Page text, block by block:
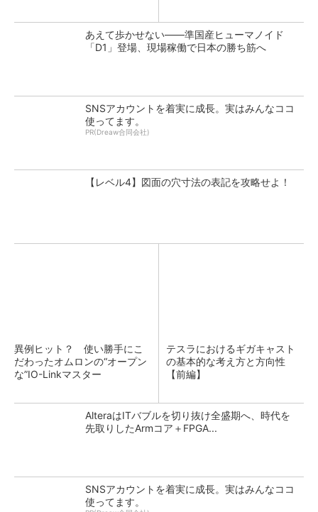
あえて歩かせない――準国産ヒューマノイド
「D1」登場、現場稼働で日本の勝ち筋へ
SNSアカウントを着実に成長。実はみんなココ
使ってます。
PR(Dreaw合同会社)
【レベル4】図面の穴寸法の表記を攻略せよ！
異例ヒット？ 使い勝手にこ
だわったオムロンの“オープン
な”IO-Linkマスター
テスラにおけるギガキャスト
の基本的な考え方と方向性
【前編】
AlteraはITバブルを切り抜け全盛期へ、時代を
先取りしたArmコア＋FPGA...
SNSアカウントを着実に成長。実はみんなココ
使ってます。